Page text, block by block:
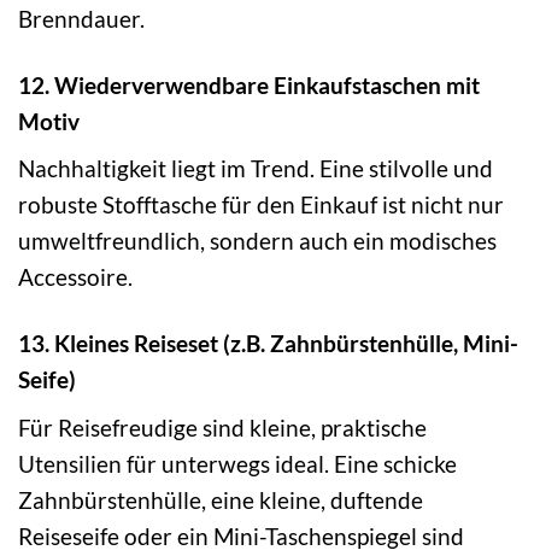
Brenndauer.
12. Wiederverwendbare Einkaufstaschen mit
Motiv
Nachhaltigkeit liegt im Trend. Eine stilvolle und
robuste Stofftasche für den Einkauf ist nicht nur
umweltfreundlich, sondern auch ein modisches
Accessoire.
13. Kleines Reiseset (z.B. Zahnbürstenhülle, Mini-
Seife)
Für Reisefreudige sind kleine, praktische
Utensilien für unterwegs ideal. Eine schicke
Zahnbürstenhülle, eine kleine, duftende
Reiseseife oder ein Mini-Taschenspiegel sind